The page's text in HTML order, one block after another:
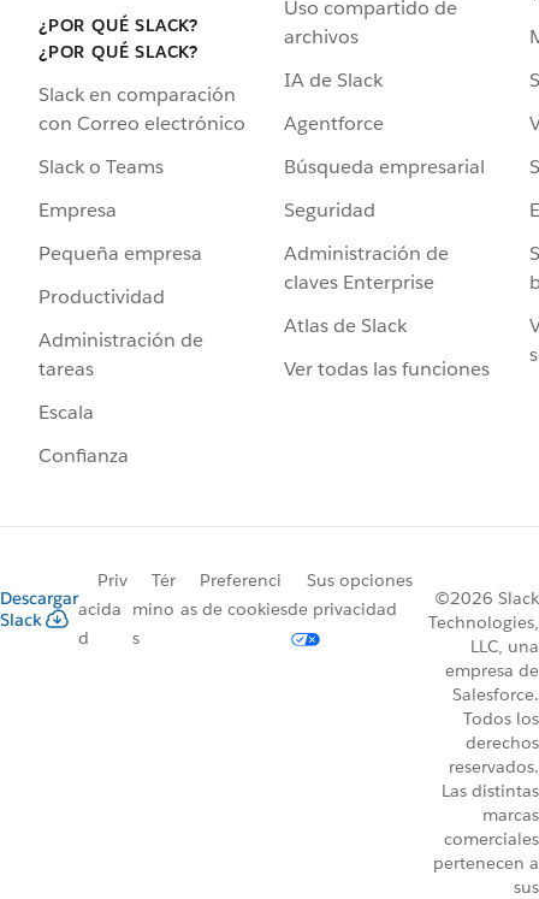
¿POR QUÉ SLACK?
¿POR QUÉ SLACK?
Slack en comparación
con Correo electrónico
Slack o Teams
Empresa
Pequeña empresa
Productividad
Administración de
tareas
Escala
Confianza
Uso compartido de
archivos
IA de Slack
Agentforce
Búsqueda empresarial
Seguridad
Administración de
claves Enterprise
Atlas de Slack
Ver todas las funciones
Descargar
Slack
Priv
acida
d
Tér
mino
s
Preferenci
as de cookies
Sus opciones
de privacidad
©2026 Slack
Technologies,
LLC, una
empresa de
Salesforce.
Todos los
derechos
reservados.
Las distintas
marcas
comerciales
pertenecen a
sus